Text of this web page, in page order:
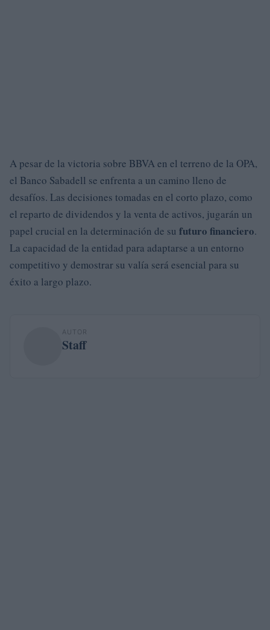
A pesar de la victoria sobre BBVA en el terreno de la OPA,
el Banco Sabadell se enfrenta a un camino lleno de
desafíos. Las decisiones tomadas en el corto plazo, como
el reparto de dividendos y la venta de activos, jugarán un
papel crucial en la determinación de su futuro financiero.
La capacidad de la entidad para adaptarse a un entorno
competitivo y demostrar su valía será esencial para su
éxito a largo plazo.
AUTOR
Staff